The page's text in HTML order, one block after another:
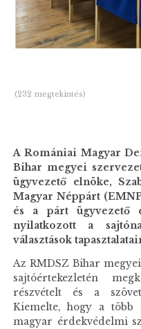
(232 megtekintés)
A Romániai Magyar
Bihar megyei
ügyvezető elnöke,
Magyar Néppárt
és a párt
nyilatkozott a
választások
Az RMDSZ Bihar
sajtóértekezletén
részvételt és a
Kiemelte, hogy a több
magyar érdekvédelmi